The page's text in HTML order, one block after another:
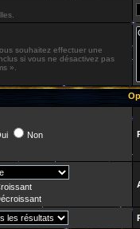
souhaitez effectuer une
si vous ne désactivez pas
».
Non